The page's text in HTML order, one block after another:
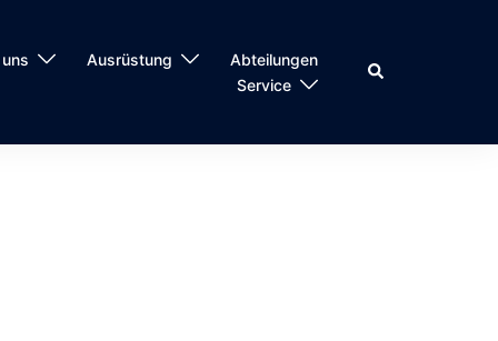
Ausrüstung
Abteilungen
Service
Suche